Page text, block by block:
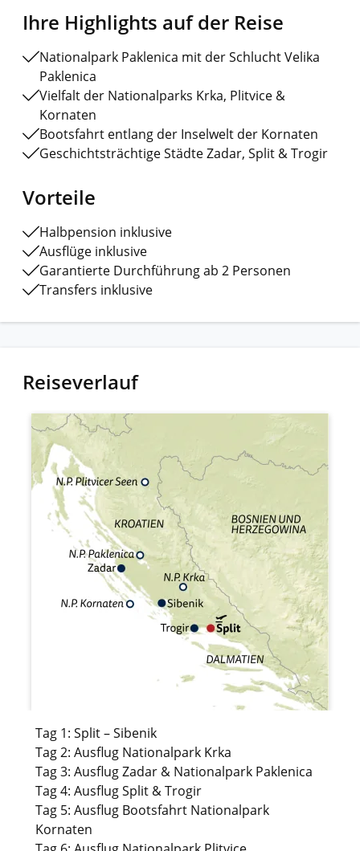
Ihre Highlights auf der Reise
Nationalpark Paklenica mit der Schlucht Velika
Paklenica
Vielfalt der Nationalparks Krka, Plitvice &
Kornaten
Bootsfahrt entlang der Inselwelt der Kornaten
Geschichtsträchtige Städte Zadar, Split & Trogir
Vorteile
Halbpension inklusive
Ausflüge inklusive
Garantierte Durchführung ab 2 Personen
Transfers inklusive
Reiseverlauf
Tag 1: Split – Sibenik
Tag 2: Ausflug Nationalpark Krka
Tag 3: Ausflug Zadar & Nationalpark Paklenica
Tag 4: Ausflug Split & Trogir
Tag 5: Ausflug Bootsfahrt Nationalpark
Kornaten